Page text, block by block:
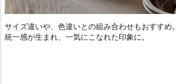
サイズ違いや、色違いとの組み合わせもおすすめ。
統一感が生まれ、一気にこなれた印象に。